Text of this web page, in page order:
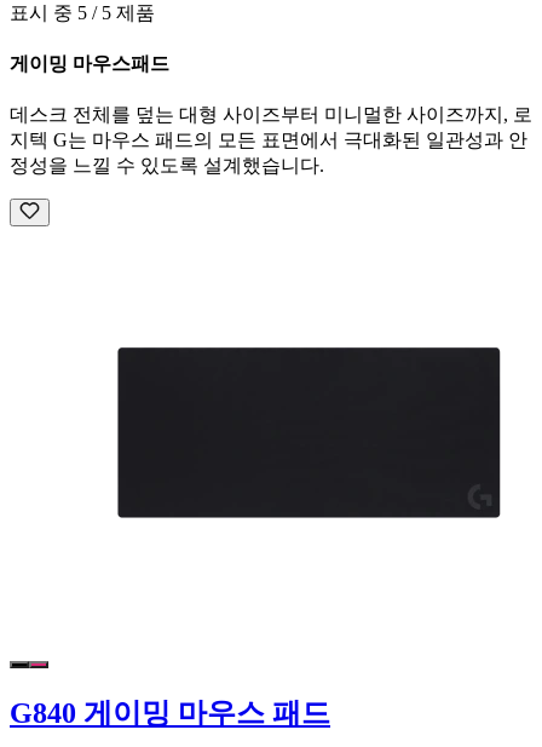
표시 중 5 / 5 제품
게이밍 마우스패드
데스크 전체를 덮는 대형 사이즈부터 미니멀한 사이즈까지, 로
지텍 G는 마우스 패드의 모든 표면에서 극대화된 일관성과 안
정성을 느낄 수 있도록 설계했습니다.
G840 게이밍 마우스 패드